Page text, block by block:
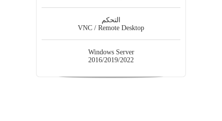
التحكم
VNC / Remote Desktop
Windows Server
2016/2019/2022